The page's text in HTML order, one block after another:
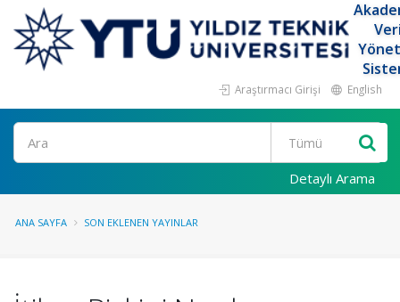
Araştırmacı Girişi English
Ara
Detaylı Arama
ANA SAYFA SON EKLENEN YAYINLAR